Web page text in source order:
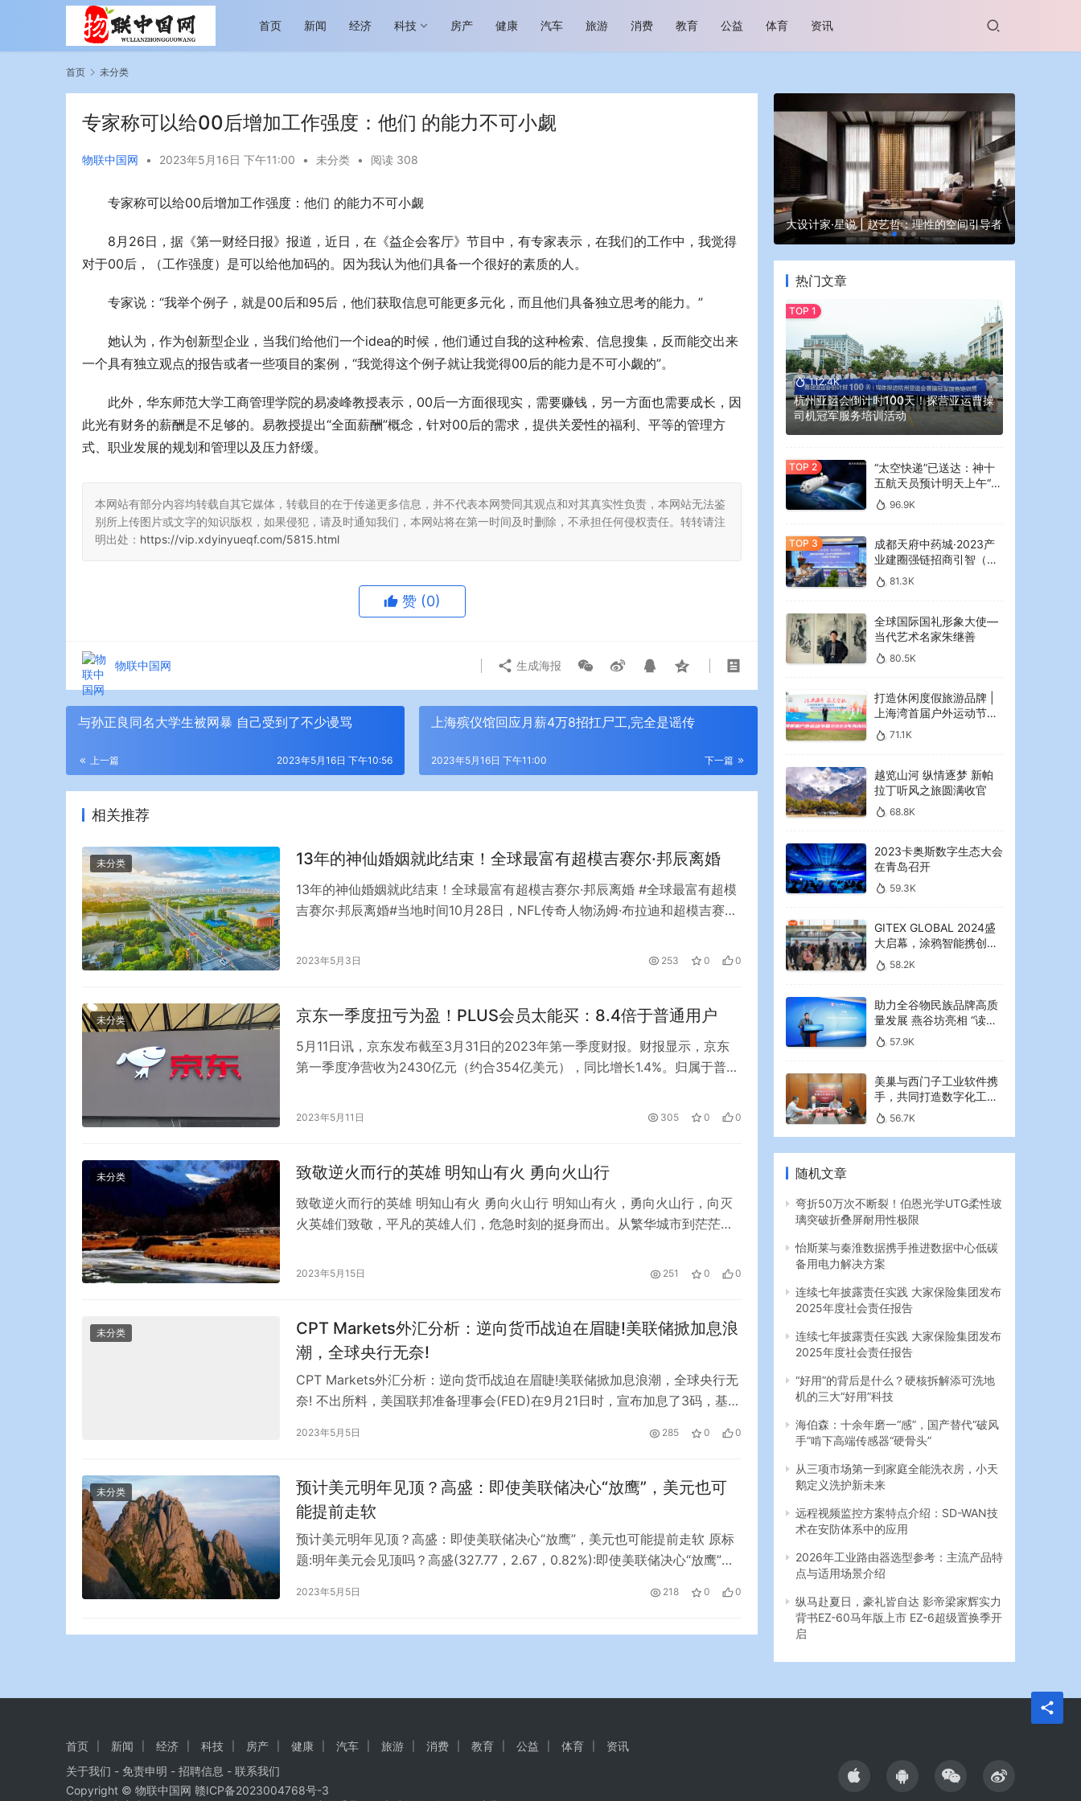
首页 新闻 经济 科技 房产 健康 汽车 旅游 消费 教育 公益 体育 资讯
首页 未分类
专家称可以给00后增加工作强度：他们 的能力不可小觑
物联中国网 • 2023年5月16日 下午11:00 • 未分类 • 阅读 308
专家称可以给00后增加工作强度：他们 的能力不可小觑
8月26日，据《第一财经日报》报道，近日，在《益企会客厅》节目中，有专家表示，在我们的工作中，我觉得
对于00后，（工作强度）是可以给他加码的。因为我认为他们具备一个很好的素质的人。
专家说：“我举个例子，就是00后和95后，他们获取信息可能更多元化，而且他们具备独立思考的能力。”
她认为，作为创新型企业，当我们给他们一个idea的时候，他们通过自我的这种检索、信息搜集，反而能交出来
一个具有独立观点的报告或者一些项目的案例，“我觉得这个例子就让我觉得00后的能力是不可小觑的”。
此外，华东师范大学工商管理学院的易凌峰教授表示，00后一方面很现实，需要赚钱，另一方面也需要成长，因
此光有财务的薪酬是不足够的。易教授提出“全面薪酬”概念，针对00后的需求，提供关爱性的福利、平等的管理方
式、职业发展的规划和管理以及压力舒缓。
本网站有部分内容均转载自其它媒体，转载目的在于传递更多信息，并不代表本网赞同其观点和对其真实性负责，本网站无法鉴
别所上传图片或文字的知识版权，如果侵犯，请及时通知我们，本网站将在第一时间及时删除，不承担任何侵权责任。转转请注
明出处： https://vip.xdyinyueqf.com/5815.html
赞 (0)
物联中国网 生成海报
与孙正良同名大学生被网暴 自己受到了不少谩骂
上一篇 2023年5月16日 下午10:56
上海殡仪馆回应月薪4万8招扛尸工,完全是谣传
下一篇
2023年5月16日 下午11:00
相关推荐
未分类 13年的神仙婚姻就此结束！全球最富有超模吉赛尔·邦辰离婚
13年的神仙婚姻就此结束！全球最富有超模吉赛尔·邦辰离婚 #全球最富有超模
吉赛尔·邦辰离婚#当地时间10月28日，NFL传奇人物汤姆·布拉迪和超模吉赛尔·
和邦辰在声明中写道:“经过慎重考虑，我们做出了结束婚姻的决定。当然，这样
2023年5月3日 253 0 0
未分类 京东一季度扭亏为盈！PLUS会员太能买：8.4倍于普通用户
5月11日讯，京东发布截至3月31日的2023年第一季度财报。财报显示，京东
第一季度净营收为2430亿元（约合354亿美元），同比增长1.4%。归属于普通
截至2023年3月31日，京东持有的现金、现金等价物、受限现金和短期投资总
2023年5月11日 305 0 0
未分类 致敬逆火而行的英雄 明知山有火 勇向火山行
致敬逆火而行的英雄 明知山有火 勇向火山行 明知山有火，勇向火山行，向灭
火英雄们致敬，平凡的英雄人们，危急时刻的挺身而出。从繁华城市到茫茫林
火，助民于危难，在人民群众最需要的时候冲锋在前。 减轻灾害风险，守护美
2023年5月15日 251 0 0
未分类
CPT Markets外汇分析：逆向货币战迫在眉睫!美联储掀加息浪
潮，全球央行无奈!
CPT Markets外汇分析：逆向货币战迫在眉睫!美联储掀加息浪潮，全球央行无
奈! 不出所料，美国联邦准备理事会(FED)在9月21日时，宣布加息了3码，基准
仅仅是联准会今年连续的第三度加息三码，也更是自本年三月以来的第五次加
2023年5月5日 285 0 0
未分类
预计美元明年见顶？高盛：即使美联储决心“放鹰”，美元也可
能提前走软
预计美元明年见顶？高盛：即使美联储决心“放鹰”，美元也可能提前走软 原标
题:明年美元会见顶吗？高盛(327.77，2.67，0.82%):即使美联储决心“放鹰”，
高盛(Goldman Sachs)的一份最新报告中，分析师研究了美元此前的纪录高
2023年5月5日 218 0 0
越览山河 纵情逐梦 新帕拉丁听风之旅即日
今年旅游市场进入恢复发展快车道 向“新”而
大设计家·星说 | 赵艺哲：理性的空间引导者
热门文章
112.4K
杭州亚运会倒计时100天！探营亚运曹操
司机冠军服务培训活动
“太空快递”已送达：神十
五航天员预计明天上午“拆
快递”96.9K
成都天府中药城·2023产
业建圈强链招商引智（大
湾区）专场推介会在广州
举行
81.3K
全球国际国礼形象大使—
当代艺术名家朱继善
80.5K
打造休闲度假旅游品牌 |
上海湾首届户外运动节暨
2023年海湾红叶节启幕
71.1K
越览山河 纵情逐梦 新帕
拉丁听风之旅圆满收官
68.8K
2023卡奥斯数字生态大会
在青岛召开
59.3K
GITEX GLOBAL 2024盛
大启幕，涂鸦智能携创新
AI解决方案引领中东可持
续未来
58.2K
助力全谷物民族品牌高质
量发展 燕谷坊亮相 “读懂
中国”国际会议
57.9K
美巢与西门子工业软件携
手，共同打造数字化工业
新篇章
56.7K
随机文章
弯折50万次不断裂！伯恩光学UTG柔性玻
璃突破折叠屏耐用性极限
怡斯莱与秦淮数据携手推进数据中心低碳
备用电力解决方案
连续七年披露责任实践 大家保险集团发布
2025年度社会责任报告
连续七年披露责任实践 大家保险集团发布
2025年度社会责任报告
“好用”的背后是什么？硬核拆解添可洗地
机的三大“好用”科技
海伯森：十余年磨一“感”，国产替代“破风
手”啃下高端传感器“硬骨头”
从三项市场第一到家庭全能洗衣房，小天
鹅定义洗护新未来
远程视频监控方案特点介绍：SD-WAN技
术在安防体系中的应用
2026年工业路由器选型参考：主流产品特
点与适用场景介绍
纵马赴夏日，豪礼皆自达 影帝梁家辉实力
背书EZ-60马年版上市 EZ-6超级置换季开
启
首页 新闻 经济 科技 房产 健康 汽车 旅游 消费 教育 公益 体育
资讯
关于我们 - 免责申明 - 招聘信息 - 联系我们
Copyright © 物联中国网 赣ICP备2023004768号-3